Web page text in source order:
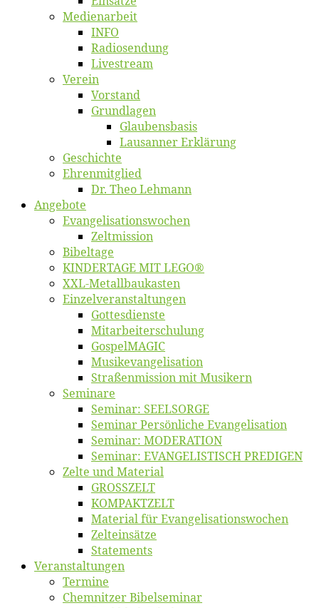
Me­di­en­ar­beit
INFO
Ra­dio­sen­dung
Live­stream
Ver­ein
Vor­stand
Grund­la­gen
Glaubens­ba­sis
Lausan­ner Erklärung
Ge­schich­te
Eh­ren­mit­glied
Dr. Theo Lehmann
An­ge­bo­te
Evangelisa­tions­wo­chen
Zelt­mis­si­on
Bi­bel­ta­ge
KINDERTAGE MIT LEGO®
XXL-Me­­tal­l­­bau­­kas­­ten
Einzelver­an­stal­tungen
Got­tes­diens­te
Mitarbeiter­schulung
Gos­pel­MA­GIC
Musikevan­ge­li­sa­tion
Straßenmis­sion mit Musikern
Se­mi­na­re
Se­mi­nar: SEELSORGE
Se­mi­nar Per­sön­li­che Evangelisation
Se­mi­nar: MODERATION
Se­mi­nar: EVANGELISTISCH PREDIGEN
Zel­te und Material
GROSSZELT
KOMPAKTZELT
Ma­te­ri­al für Evangelisationswochen
Zelt­ein­sät­ze
State­ments
Ver­an­stal­tun­gen
Ter­mi­ne
Chemnit­zer Bibelseminar